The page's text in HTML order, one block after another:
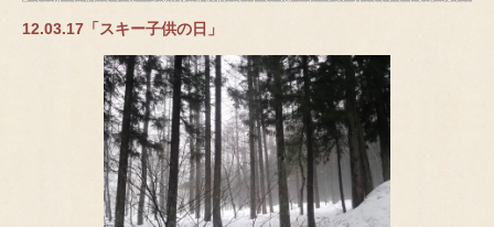
12.03.17「スキー子供の日」